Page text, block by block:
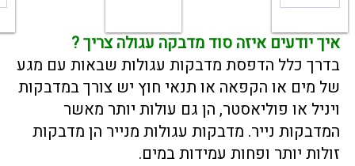
איך יודעים איזה סוד מדבקה עגולה צריך ?
בדרך כלל הדפסת מדבקות עגולות שבאות עם מגע
של מים או הקפאה או תנאי חוץ יש צורך במדבקות
ויניל או פוליאסטר, הן גם עולות יותר מאשר
המדבקות נייר. מדבקות עגולות מנייר הן מדבקות
זולות יותר ופחות עמידות במים.